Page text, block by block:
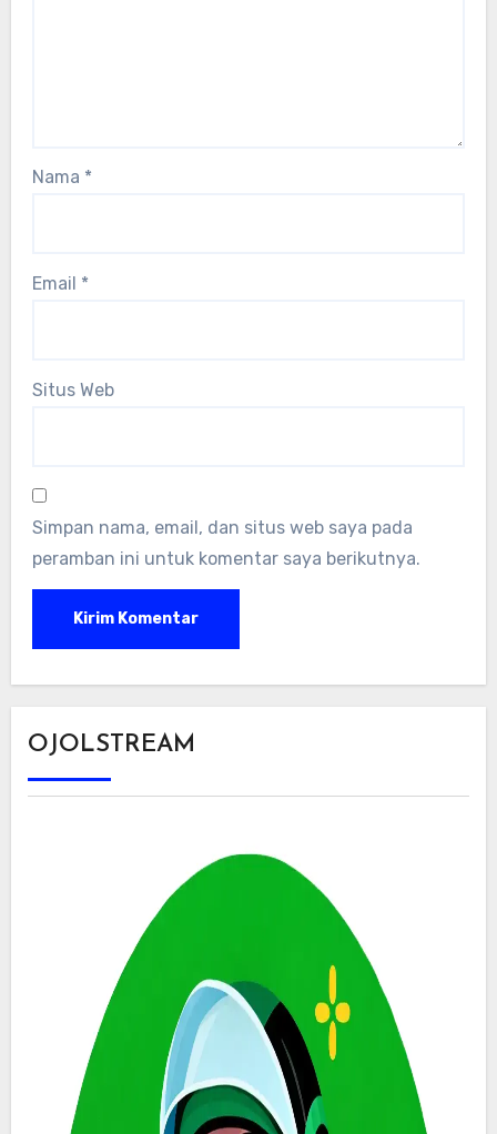
Nama *
Email *
Situs Web
Simpan nama, email, dan situs web saya pada
peramban ini untuk komentar saya berikutnya.
OJOLSTREAM